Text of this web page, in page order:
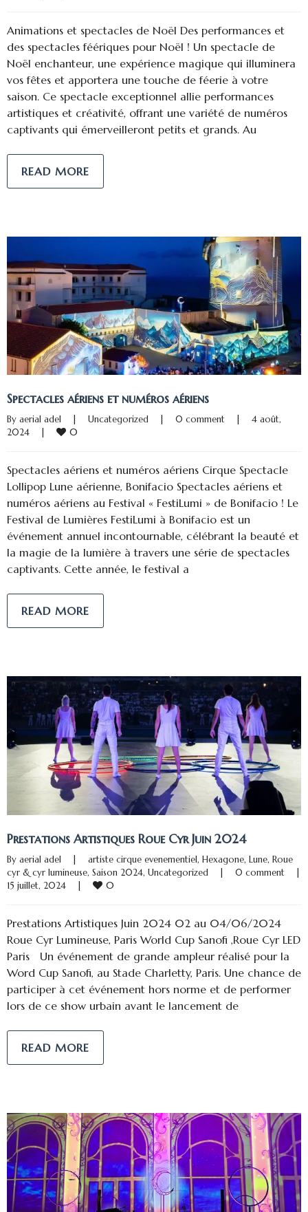
Animations et spectacles de Noël Des performances et
des spectacles féériques pour Noël ! Un spectacle de
Noël enchanteur, une expérience magique qui illuminera
vos fêtes et apportera une touche de féerie à votre
saison. Ce spectacle exceptionnel allie performances
artistiques et créativité, offrant une variété de numéros
captivants qui émerveilleront petits et grands. Au
READ MORE
Spectacles aériens et numéros aériens
By aerial adel Uncategorized 0 comment
4 août,
2024
0
Spectacles aériens et numéros aériens Cirque Spectacle
Lollipop Lune aérienne, Bonifacio Spectacles aériens et
numéros aériens au Festival « FestiLumi » de Bonifacio ! Le
Festival de Lumières FestiLumi à Bonifacio est un
événement annuel incontournable, célébrant la beauté et
la magie de la lumière à travers une série de spectacles
captivants. Cette année, le festival a
READ MORE
Prestations Artistiques Roue Cyr Juin 2024
By aerial adel artiste cirque evenementiel, Hexagone, Lune, Roue
cyr & cyr lumineuse, Saison 2024, Uncategorized 0 comment
15 juillet, 2024
0
Prestations Artistiques Juin 2024 02 au 04/06/2024
Roue Cyr Lumineuse, Paris World Cup Sanofi ,Roue Cyr LED
Paris Un événement de grande ampleur réalisé pour la
Word Cup Sanofi, au Stade Charletty, Paris. Une chance de
participer à cet événement hors norme et de performer
lors de ce show urbain avant le lancement de
READ MORE